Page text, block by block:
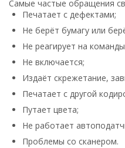
Самые частые обращения
Печатает с дефектами;
Не берёт бумагу или
Не реагирует на
Не включается;
Издаёт скрежетание,
Печатает с другой
Путает цвета;
Не работает
Проблемы со сканером.